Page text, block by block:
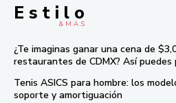
E s t i l o
& M À S
¿Te imaginas ganar una cena de
restaurantes de CDMX? Así
Tenis ASICS para hombre: los
soporte y amortiguación